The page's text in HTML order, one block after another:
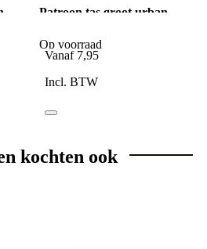
Patroon tas groot urban
Op voorraad
Vanaf 7,95
Incl. BTW
kochten ook